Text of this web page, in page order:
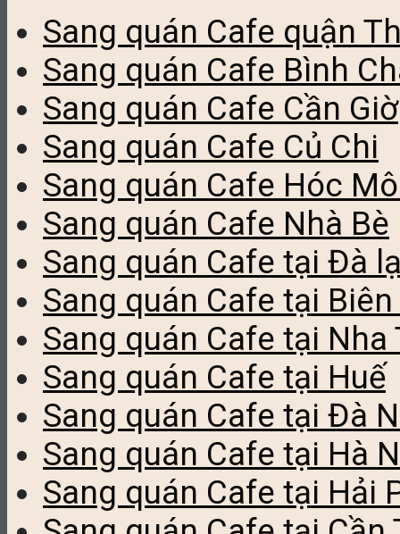
Sang quán Cafe quận
Sang quán Cafe Bình
Sang quán Cafe Cần Giờ
Sang quán Cafe Củ Chi
Sang quán Cafe Hóc
Sang quán Cafe Nhà Bè
Sang quán Cafe tại Đà
Sang quán Cafe tại
Sang quán Cafe tại Nha
Sang quán Cafe tại Huế
Sang quán Cafe tại Đà
Sang quán Cafe tại Hà
Sang quán Cafe tại Hải